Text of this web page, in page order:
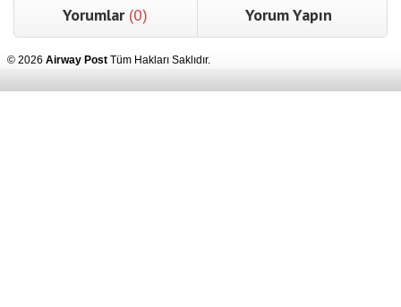
Yorumlar (0) Yorum Yapın
© 2026 Airway Post Tüm Hakları Saklıdır.